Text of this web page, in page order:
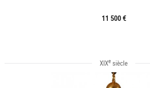
11 500 €
XIXe siècle